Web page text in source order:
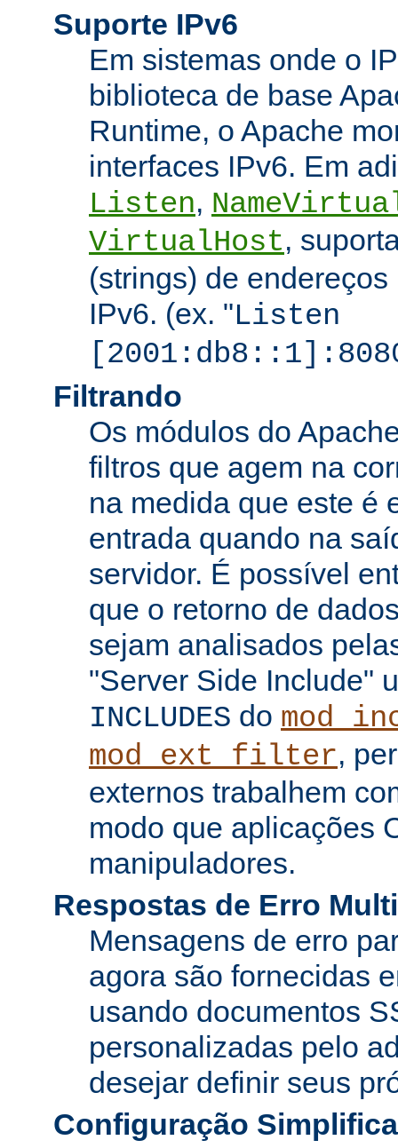
Suporte IPv6
Em sistemas onde o
biblioteca de base
Runtime, o Apache
interfaces IPv6. Em
Listen,
VirtualHost,
(strings) de
IPv6. (ex. "Listen
Filtrando
Os módulos do
filtros que agem na
na medida que este é
entrada quando na
servidor. É possível
que o retorno de
sejam analisados
"Server Side Include"
INCLUDES do
mod_ext_filter,
externos trabalhem
modo que aplicações
manipuladores.
Respostas de Erro
Mensagens de erro
agora são fornecidas
usando documentos
personalizadas pelo
desejar definir seus
Configuração